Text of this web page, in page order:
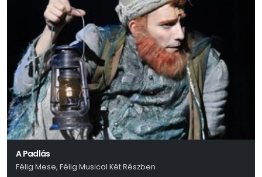
A Padlás
Félig Mese, Félig Musical Két Részben